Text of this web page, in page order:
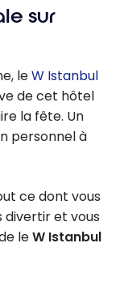
sur
leW Istanbul
de cet hôtel
la fête. Un
personnel à
ce dont vous
divertir et vous
leW Istanbul